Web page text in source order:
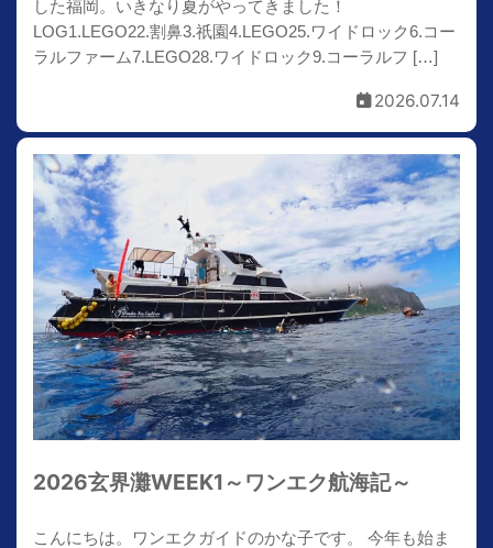
した福岡。いきなり夏がやってきました！
LOG1.LEGO22.割鼻3.祇園4.LEGO25.ワイドロック6.コー
ラルファーム7.LEGO28.ワイドロック9.コーラルフ […]
2026.07.14
2026玄界灘WEEK1～ワンエク航海記～
こんにちは。ワンエクガイドのかな子です。 今年も始ま